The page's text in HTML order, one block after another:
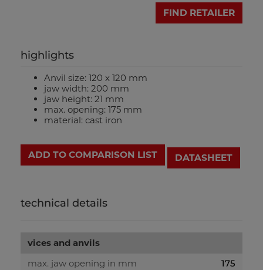
FIND RETAILER
highlights
Anvil size: 120 x 120 mm
jaw width: 200 mm
jaw height: 21 mm
max. opening: 175 mm
material: cast iron
ADD TO COMPARISON LIST DATASHEET
technical details
vices and anvils
max. jaw opening in mm
175